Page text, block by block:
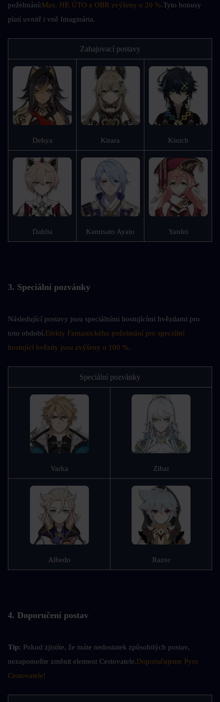
požehnání:Max. HP, ÚTO a OBR zvýšeny o 20 %.Tyto bonusy
platí uvnitř i vně Imaginária.
Zahajovací postavy
Dehya Kirara Kinich
Dahlia Kamisato Ayato Yanfei
3. Speciální pozvánky
Následující postavy jsou speciálními hostujícími hvězdami pro
toto období.Efekty Fantastického požehnání pro speciální
hostující hvězdy jsou zvýšeny o 100 %.
Speciální pozvánky
Varka Zibai
Albedo Razor
4. Doporučení postav
Tip: Pokud zjistíte, že máte nedostatek způsobilých postav,
nezapomeňte změnit element Cestovatele.Doporučujeme Pyro
Cestovatele!